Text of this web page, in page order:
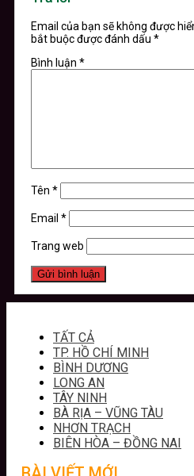
Email của bạn sẽ không được
bắt buộc được đánh dấu *
Bình luận *
Tên *
Email *
Trang web
TẤT CẢ
TP. HỒ CHÍ MINH
BÌNH DƯƠNG
LONG AN
TÂY NINH
BÀ RỊA – VŨNG TÀU
NHƠN TRẠCH
BIÊN HÒA – ĐỒNG NAI